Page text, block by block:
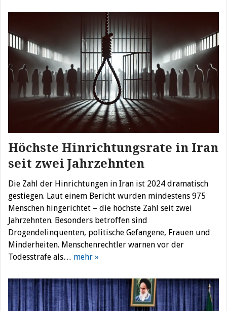
Höchste Hinrichtungsrate in Iran
seit zwei Jahrzehnten
Die Zahl der Hinrichtungen in Iran ist 2024 dramatisch
gestiegen. Laut einem Bericht wurden mindestens 975
Menschen hingerichtet – die höchste Zahl seit zwei
Jahrzehnten. Besonders betroffen sind
Drogendelinquenten, politische Gefangene, Frauen und
Minderheiten. Menschenrechtler warnen vor der
Todesstrafe als… mehr »